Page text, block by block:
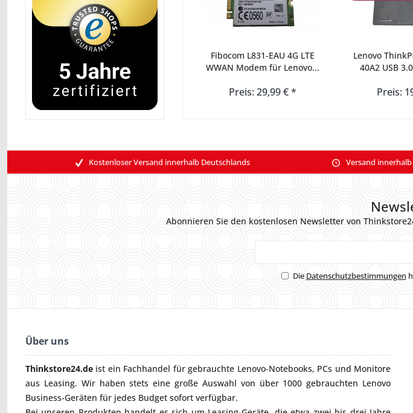
Fibocom L831-EAU 4G LTE
WWAN Modem für Lenovo...
Preis: 29,99 € *
Lenovo
40A2 USB
Preis:
Kostenloser Versand innerhalb Deutschlands Versand
Abonnieren Sie den kostenlosen Newsletter von
Die Datenschutzbestimmungen
Über uns
Thinkstore24.de ist ein Fachhandel für gebrauchte Lenovo-Notebooks, PCs und Monitore
aus Leasing. Wir haben stets eine große Auswahl von über 1000 gebrauchten Lenovo
Business-Geräten für jedes Budget sofort verfügbar.